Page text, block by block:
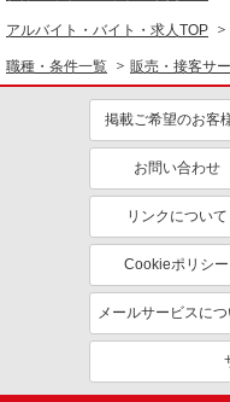
日払い
交通費支給
社員登用あり
アルバイト・バイト・求人TOP
職種・条件一覧 販売・接客サ
掲載ご希望のお客
お問い合わせ
リンクについて
Cookieポリシー
メールサービスにつ